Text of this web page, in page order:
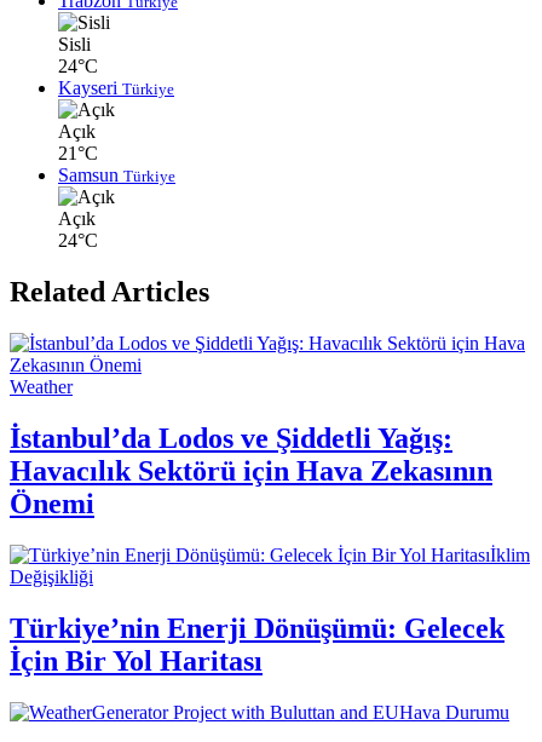
Sisli
24°C
Kayseri Türkiye
Açık
21°C
Samsun Türkiye
Açık
24°C
Related Articles
Weather
İstanbul’da Lodos ve Şiddetli Yağış:
Havacılık Sektörü için Hava Zekasının
Önemi
İklim
Değişikliği
Türkiye’nin Enerji Dönüşümü: Gelecek
İçin Bir Yol Haritası
Hava Durumu